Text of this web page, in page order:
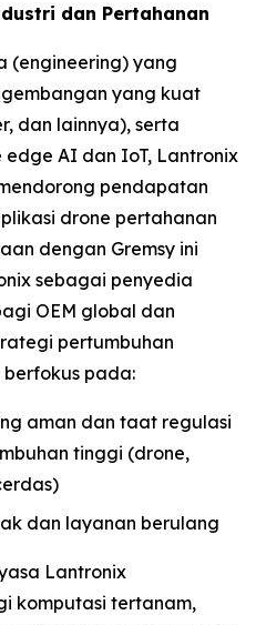
dan Pertahanan
(engineering) yang
yang kuat
dan lainnya), serta
AI dan IoT, Lantronix
pendapatan
drone pertahanan
dengan Gremsy ini
sebagai penyedia
OEM global dan
pertumbuhan
pada:
aman dan taat regulasi
tinggi (drone,
dan layanan berulang
Lantronix
komputasi tertanam,